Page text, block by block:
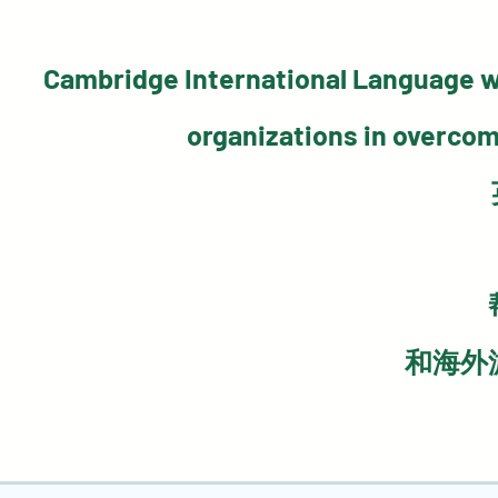
Cambridge International Language
organizations in
和海外